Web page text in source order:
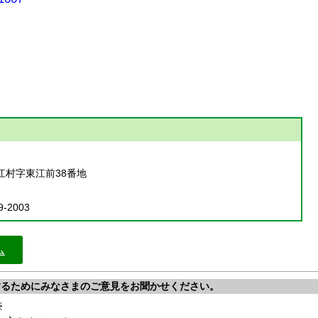
村字東江前38番地
2003
ためにみなさまのご意見をお聞かせください。